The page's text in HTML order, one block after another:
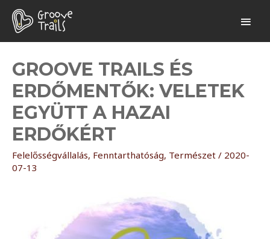
GROOVE TRAILS ÉS
ERDŐMENTŐK: VELETEK
EGYÜTT A HAZAI
ERDŐKÉRT
Felelősségvállalás, Fenntarthatóság, Természet / 2020-
07-13